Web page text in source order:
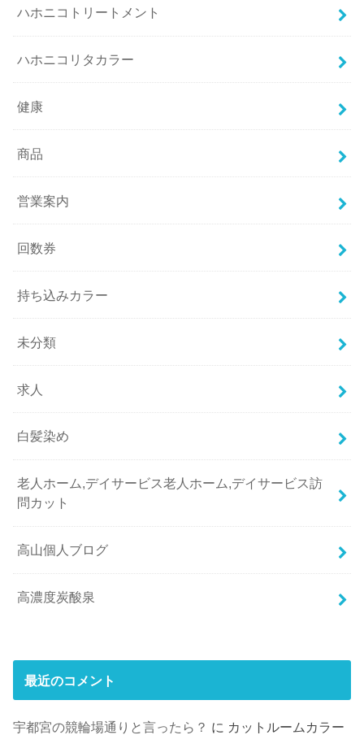
ハホニコトリートメント
ハホニコリタカラー
健康
商品
営業案内
回数券
持ち込みカラー
未分類
求人
白髪染め
老人ホーム,デイサービス老人ホーム,デイサービス訪
問カット
高山個人ブログ
高濃度炭酸泉
最近のコメント
宇都宮の競輪場通りと言ったら？ に カットルームカラー